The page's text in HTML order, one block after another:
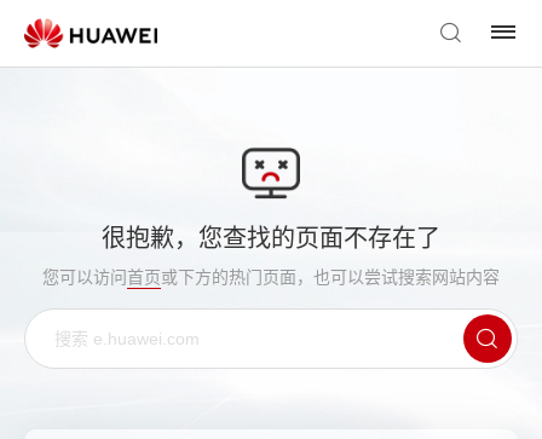
很抱歉，您查找的页面不存在了
您可以访问首页或下方的热门页面，也可以尝试搜索网站内容